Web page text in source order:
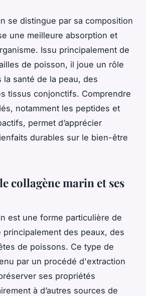
se distingue par sa composition
une meilleure absorption et
Issu principalement de
de poisson, il joue un rôle
la santé de la peau, des
tissus conjonctifs. Comprendre
notamment les peptides et
permet d’apprécier
durables sur le bien-être
collagène marin et ses
est une forme particulière de
principalement des peaux, des
de poissons. Ce type de
par un procédé d'extraction
ses propriétés
à d’autres sources de